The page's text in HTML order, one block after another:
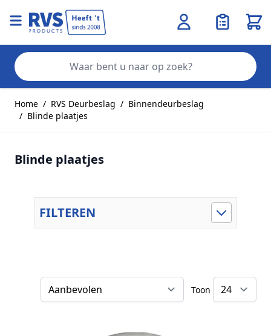
Home / RVS Deurbeslag / Binnendeurbeslag
/ Blinde plaatjes
Blinde plaatjes
FILTEREN
Sorteer op
Toon